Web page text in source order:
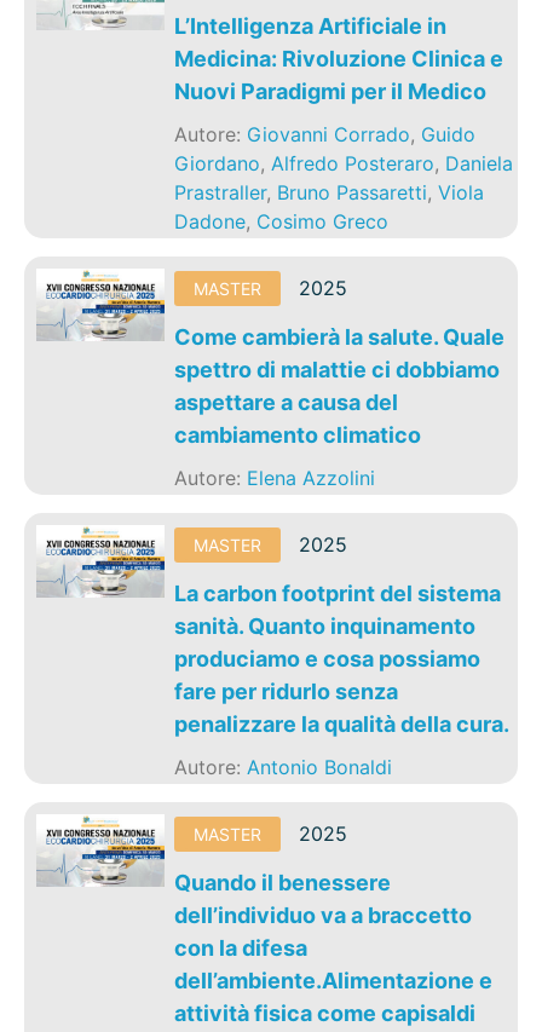
L’Intelligenza Artificiale in
Medicina: Rivoluzione Clinica e
Nuovi Paradigmi per il Medico
Autore: Giovanni Corrado, Guido
Giordano,Alfredo Posteraro, Daniela
Prastraller, Bruno Passaretti,Viola
Dadone, Cosimo Greco
MASTER 2025
Come cambierà la salute. Quale
spettro di malattie ci dobbiamo
aspettare a causa del
cambiamento climatico
Autore: Elena Azzolini
MASTER 2025
La carbon footprint del sistema
sanità. Quanto inquinamento
produciamo e cosa possiamo
fare per ridurlo senza
penalizzare la qualità della cura.
Autore:Antonio Bonaldi
MASTER 2025
Quando il benessere
dell’individuo va a braccetto
con la difesa
dell’ambiente.Alimentazione e
attività fisica come capisaldi